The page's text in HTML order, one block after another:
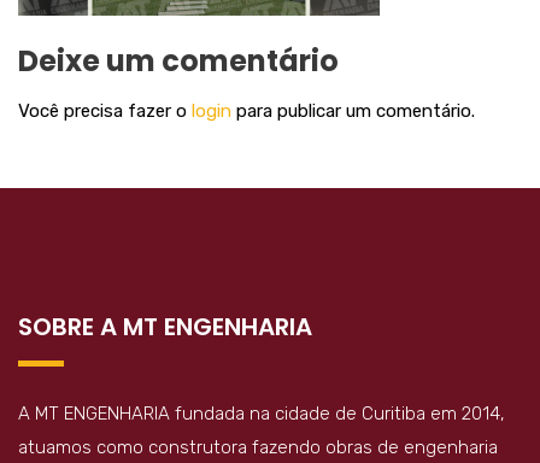
Deixe um comentário
Você precisa fazer o login para publicar um comentário.
SOBRE A MT ENGENHARIA
A MT ENGENHARIA fundada na cidade de Curitiba em 2014,
atuamos como construtora fazendo obras de engenharia